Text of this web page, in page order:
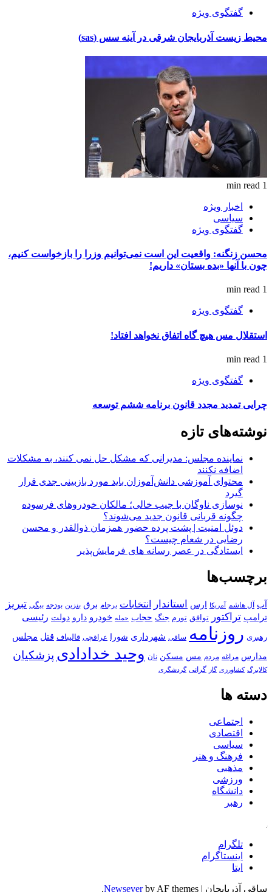
گفتگوی ویژه
محیط زیست آذربایجان شرقی در آینه سس (sas)
1 min read
اخبار ویژه
سیاسی
گفتگوی ویژه
محسن زنگنه: واقعیت این است نمی‌توانیم وزرا را بازخواست کنیم،
چون با آنها «بده بستان» داریم!
1 min read
گفتگوی ویژه
استقلال مس هیچ گاه اتفاق نخواهد افتاد!
1 min read
گفتگوی ویژه
چرایی تمدید مجدد قانون برنامه ششم توسعه
نوشته‌های تازه
نماینده مجلس: مدیرانی که مشکل حل نمی کنند، به مشکلات
اضافه نکنند
محتوای آموزشی دانش‌آموزان باید مورد بازبینی جدی قرار
گیرد
نوسازی ناوگان با جیب خالی؛ مالکان خودرو‌های فرسوده
چگونه قربانی قانون جدید می‌شوند؟
دوئل امنیت | پشت پرده حضور همزمان ذوالقدر و محسن
رضایی در شعام چیست؟
ایستادگی در عصر رسانه های فرمایش‌پذیر
برچسب‌ها
آب آل هاشم آمریکا ارس استاندار انتخابات برجام برق بنزین بودجه بیگی تبریز
ترامپ تراکتور توافق تورم جنگ حجاب حمله خودرو دارو دولت رئیسی
رهبری روزنامه ساقی شهرداری شورا عراقچی قالیباف قتل مجلس
مدارس مراغه مردم مس مسکن نان وحید خدادادی پزشکیان
کالابرگ کشاورزی گاز گرانی گردشگری
دسته ها
اجتماعی
اقتصادی
سیاسی
فرهنگ و هنر
مذهبی
ورزشی
دانشگاه
رهبر
تلگرام
اینستاگرام
ایتا
ساقی آذربایجان |
Newseverby AF themes.